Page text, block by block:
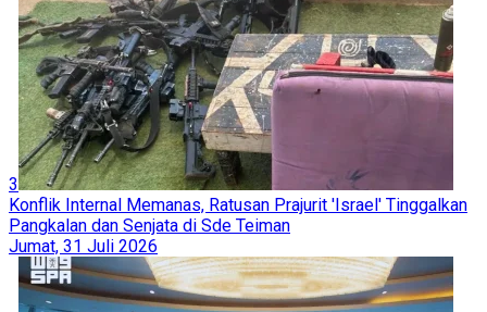
3
Konflik Internal Memanas, Ratusan Prajurit 'Israel' Tinggalkan
Pangkalan dan Senjata di Sde Teiman
Jumat, 31 Juli 2026